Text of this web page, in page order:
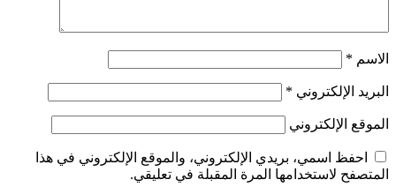
الاسم *
البريد الإلكتروني *
الموقع الإلكتروني
احفظ اسمي، بريدي الإلكتروني، والموقع الإلكتروني في هذا
المتصفح لاستخدامها المرة المقبلة في تعليقي.